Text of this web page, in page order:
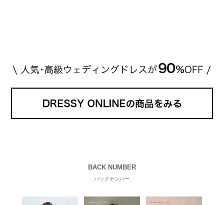
BACK NUMBER
バックナンバー